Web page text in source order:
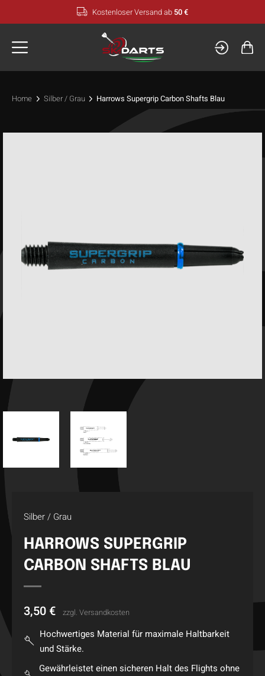
Inhalt
Kostenloser Versand ab 50 €
Home Silber / Grau Harrows Supergrip Carbon Shafts Blau
Silber / Grau
HARROWS SUPERGRIP
CARBON SHAFTS BLAU
3,50 € zzgl. Versandkosten
Hochwertiges Material für maximale Haltbarkeit
und Stärke.
Gewährleistet einen sicheren Halt des Flights ohne